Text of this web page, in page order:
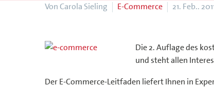
Von Carola Sieling E-Commerce 21. Feb..
Die 2. Auflage des
und steht allen
Der E-Commerce-Leitfaden liefert Ihnen in